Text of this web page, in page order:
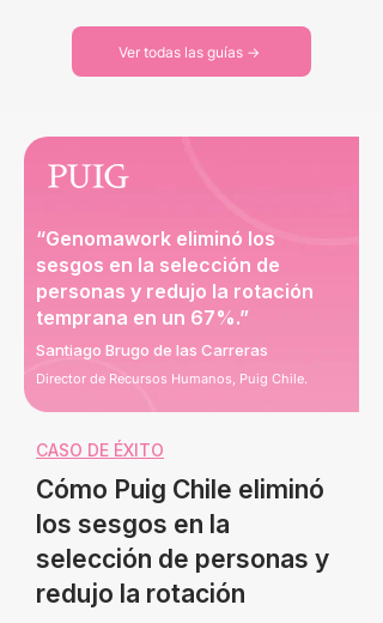
Ver todas las guías →
“Genomawork eliminó los
sesgos en la selección de
personas y redujo la rotación
temprana en un 67%.”
Santiago Brugo de las Carreras
Director de Recursos Humanos, Puig Chile.
CASO DE ÉXITO
Cómo Puig Chile eliminó
los sesgos en la
selección de personas y
redujo la rotación